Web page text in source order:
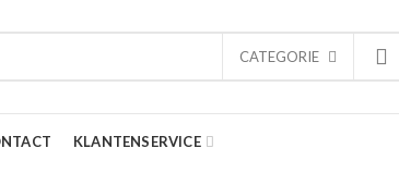
CATEGORIE
KLANTENSERVICE